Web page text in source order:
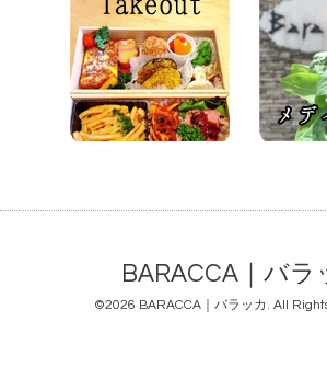
BARACCA｜バラ
©2026 BARACCA｜バラッカ . All